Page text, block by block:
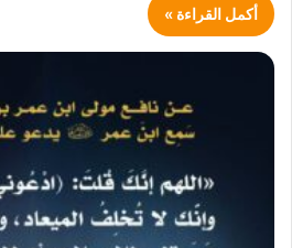
أكمل القراءة »